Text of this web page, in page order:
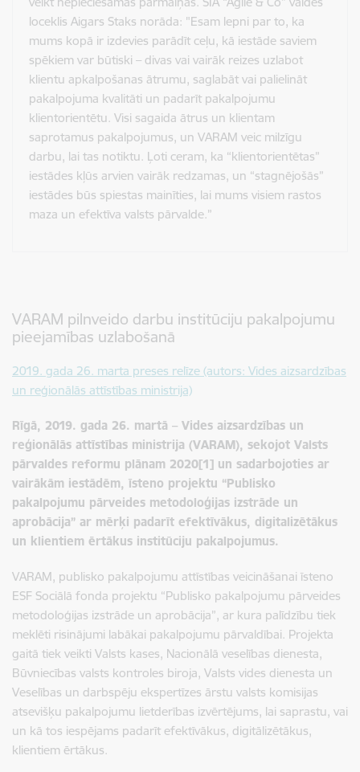
loceklis Aigars Staks norāda: "Esam lepni par to, ka
mums kopā ir izdevies parādīt ceļu, kā iestāde saviem
spēkiem var būtiski – divas vai vairāk reizes uzlabot
klientu apkalpošanas ātrumu, saglabāt vai palielināt
pakalpojuma kvalitāti un padarīt pakalpojumu
klientorientētu. Visi sagaida ātrus un klientam
saprotamus pakalpojumus, un VARAM veic milzīgu
darbu, lai tas notiktu. Ļoti ceram, ka “klientorientētas”
iestādes kļūs arvien vairāk redzamas, un “stagnējošās”
iestādes būs spiestas mainīties, lai mums visiem rastos
maza un efektīva valsts pārvalde.”
VARAM pilnveido darbu institūciju pakalpojumu
pieejamības uzlabošanā
2019. gada 26. marta preses relīze (autors: Vides aizsardzības
un reģionālās attīstības ministrija)
Rīgā, 2019. gada 26. martā – Vides aizsardzības un
reģionālās attīstības ministrija (VARAM), sekojot Valsts
pārvaldes reformu plānam 2020[1] un sadarbojoties ar
vairākām iestādēm, īsteno projektu “Publisko
pakalpojumu pārveides metodoloģijas izstrāde un
aprobācija” ar mērķi padarīt efektīvākus, digitalizētākus
un klientiem ērtākus institūciju pakalpojumus.
VARAM, publisko pakalpojumu attīstības veicināšanai īsteno
ESF Sociālā fonda projektu “Publisko pakalpojumu pārveides
metodoloģijas izstrāde un aprobācija”, ar kura palīdzību tiek
meklēti risinājumi labākai pakalpojumu pārvaldībai. Projekta
gaitā tiek veikti Valsts kases, Nacionālā veselības dienesta,
Būvniecības valsts kontroles biroja, Valsts vides dienesta un
Veselības un darbspēju ekspertīzes ārstu valsts komisijas
atsevišķu pakalpojumu lietderības izvērtējums, lai saprastu, vai
un kā tos iespējams padarīt efektīvākus, digitālizētākus,
klientiem ērtākus.